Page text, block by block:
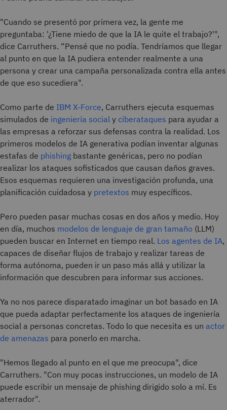
"Cuando se presentó por primera vez, la gente me
preguntaba: '¿Tiene miedo de que la IA le quite el trabajo?'",
dice Carruthers. “Pensé que no podía. Tendríamos que llegar
al punto en que la IA pudiera entender realmente a una
persona y crear una campaña personalizada contra ella antes
de que eso sucediera".
Como parte de IBM X-Force, Carruthers ejecuta esquemas
simulados de ingeniería social y ciberataques para ayudar a
las empresas a reforzar sus defensas contra la realidad. Los
primeros modelos de IA generativa podían inventar algunas
estafas de phishing bastante genéricas, pero no podían
realizar los ataques sofisticados que causan daños graves.
Esos esquemas requieren una investigación profunda, una
planificación cuidadosa y pretextos muy específicos.
Pero pueden pasar muchas cosas en dos años y medio. Hoy
en día, muchos modelos de lenguaje de gran tamaño (LLM)
pueden buscar en Internet en tiempo real. Los agentes de IA,
capaces de diseñar flujos de trabajo y realizar tareas de
forma autónoma, pueden ir un paso más allá y utilizar la
información que descubren para informar sus acciones.
Ya no nos parece disparatado imaginar un bot basado en IA
que pueda adaptar perfectamente los ataques de ingeniería
social a personas concretas. Todo lo que necesita es un actor
de amenazas para ponerlo en marcha.
"Hemos llegado al punto en el que me preocupa", dice
Carruthers. "Con muy pocas instrucciones, un modelo de IA
puede escribir un mensaje de phishing dirigido solo a mí. Es
aterrador".